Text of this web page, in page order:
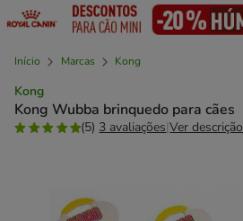
Início Marcas Kong
Kong
Kong Wubba brinquedo para cães
(5) 3 avaliações|Ver descrição